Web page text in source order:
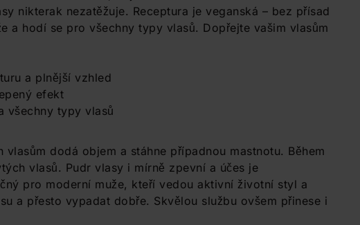
nikterak nezatěžuje. Receptura je veganská – bez přísad
a hodí se pro všechny typy vlasů. Dopřejte vašim vlasům
a plnější vzhled
efekt
všechny typy vlasů
dodá objem a stáhne případnou mastnotu. Během
vlasů. Pudr vlasy i mírně zpevní a účes je
pro moderní muže, kteří vedou aktivní životní styl a
a přesto vypadat dobře. Skvělou službu ovšem přinese i